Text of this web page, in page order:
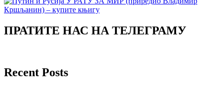
ПРАТИТЕ НАС НА ТЕЛЕГРАМУ
Recent Posts